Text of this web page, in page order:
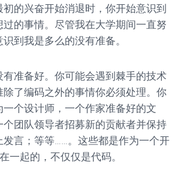
的兴奋开始消退时，你开始意识到
的事情。尽管我在大学期间一直努
到我是多么的没有准备。
准备好。你可能会遇到棘手的技术
了编码之外的事情你必须处理。你
个设计师，一个作家准备好的文
团队领导者招募新的贡献者并保持
言；等等……。这些都是作为一个开
一起的，不仅仅是代码。